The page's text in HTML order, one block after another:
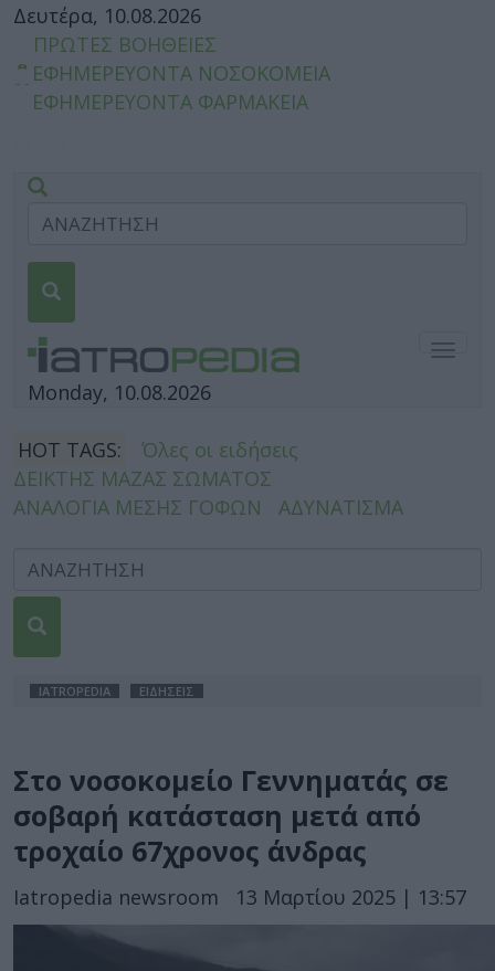
Δευτέρα, 10.08.2026
ΠΡΩΤΕΣ ΒΟΗΘΕΙΕΣ
ΕΦΗΜΕΡΕΥΟΝΤΑ ΝΟΣΟΚΟΜΕΙΑ
ΕΦΗΜΕΡΕΥΟΝΤΑ ΦΑΡΜΑΚΕΙΑ
Monday, 10.08.2026
HOT TAGS:
Όλες οι ειδήσεις
ΔΕΙΚΤΗΣ ΜΑΖΑΣ ΣΩΜΑΤΟΣ
ΑΝΑΛΟΓΙΑ ΜΕΣΗΣ ΓΟΦΩΝ
ΑΔΥΝΑΤΙΣΜΑ
IATROPEDIA ΕΙΔΗΣΕΙΣ
Στο νοσοκομείο Γεννηματάς σε
σοβαρή κατάσταση μετά από
τροχαίο 67χρονος άνδρας
Iatropedia newsroom 13 Μαρτίου 2025 | 13:57